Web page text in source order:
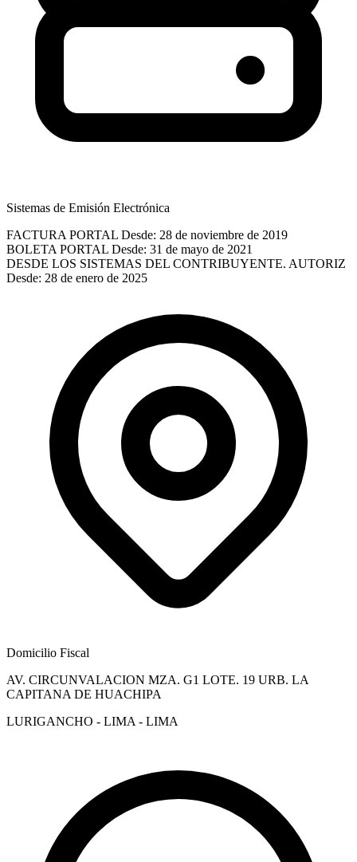
Sistemas de Emisión Electrónica
FACTURA PORTAL Desde: 28 de noviembre de 2019
BOLETA PORTAL Desde: 31 de mayo de 2021
DESDE LOS SISTEMAS DEL CONTRIBUYENTE. AUTORIZ
Desde: 28 de enero de 2025
Domicilio Fiscal
AV. CIRCUNVALACION MZA. G1 LOTE. 19 URB. LA
CAPITANA DE HUACHIPA
LURIGANCHO - LIMA - LIMA